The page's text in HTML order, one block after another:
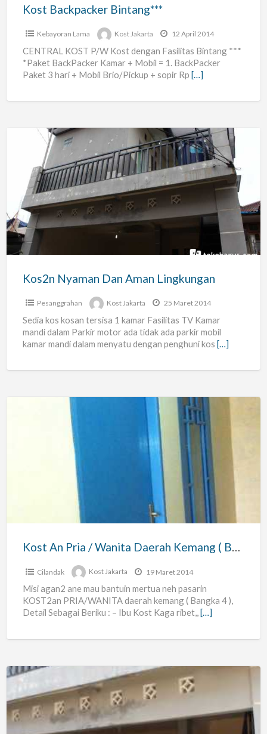
Kost Backpacker Bintang***
Kebayoran Lama Kost Jakarta 12 April 2014
CENTRAL KOST P/W Kost dengan Fasilitas Bintang ***
*Paket BackPacker Kamar + Mobil = 1. BackPacker
Paket 3 hari + Mobil Brio/Pickup + sopir Rp […]
Nyaman
Aman
Lingkungan
Kos2n Nyaman Dan Aman Lingkungan
Pesanggrahan Kost Jakarta 25 Maret 2014
Sedia kos kosan tersisa 1 kamar Fasilitas TV Kamar
mandi dalam Parkir motor ada tidak ada parkir mobil
kamar mandi dalam menyatu dengan penghuni kos […]
Kemang
Bangka
Kost An Pria / Wanita Daerah Kemang ( Bangka 4 )
Cilandak Kost Jakarta 19 Maret 2014
Misi agan2 ane mau bantuin mertua neh pasarin
KOST2an PRIA/WANITA daerah kemang ( Bangka 4 ),
Detail Sebagai Beriku : – Ibu Kost Kaga ribet,, […]
Kos
Kosan
Wanita